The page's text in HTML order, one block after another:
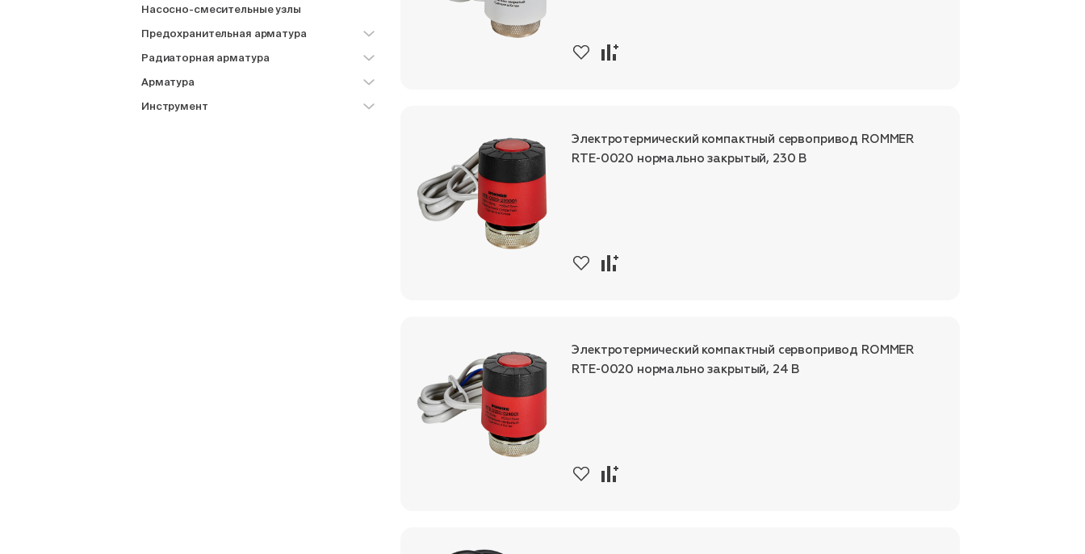
Насосно-смесительные узлы
Предохранительная арматура
Радиаторная арматура
Арматура
Инструмент
Электротермический компактный сервопривод ROMMER
RTE-0020 нормально закрытый, 230 В
Электротермический компактный сервопривод ROMMER
RTE-0020 нормально закрытый, 24 В